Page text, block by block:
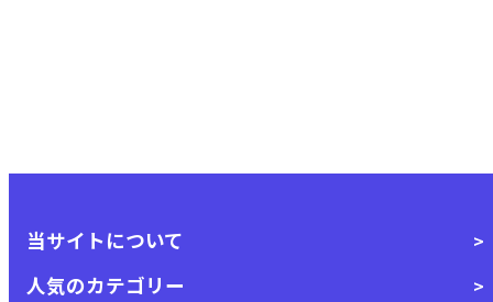
当サイトについて
人気のカテゴリー